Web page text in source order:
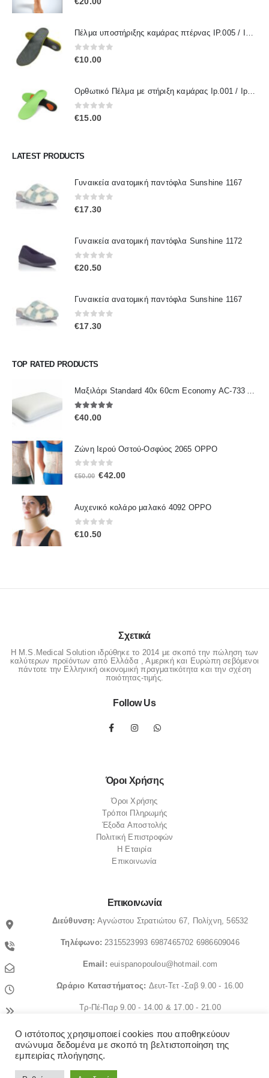
Πέλμα υποστήριξης καμάρας πτέρνας IP.005 / IPinsoles
0out of 5
€10.00
Ορθωτικό Πέλμα με στήριξη καμάρας Ip.001 / IpInsoles
0out of 5
€15.00
LATEST PRODUCTS
Γυναικεία ανατομική παντόφλα Sunshine 1167
0out of 5
€17.30
Γυναικεία ανατομική παντόφλα Sunshine 1172
0out of 5
€20.50
Γυναικεία ανατομική παντόφλα Sunshine 1167
0out of 5
€17.30
TOP RATED PRODUCTS
Μαξιλάρι Standard 40x 60cm Economy ΑC-733 ALFACARE
5.00out of 5
€40.00
Ζώνη Ιερού Οστού-Οσφύος 2065 OPPO
0out of 5
€50.00 Original
€50.00.
€42.00Η
είναι:
Αυχενικό κολάρο μαλακό 4092 OPPO
0out of 5
€10.50
Σχετικά
Η M.S.Medical Solution ιδρύθηκε το 2014 με σκοπό την πώληση των
καλύτερων προϊόντων από Ελλάδα , Αμερική και Ευρώπη σεβόμενοι
πάντοτε την Ελληνική οικονομική πραγματικότητα και την σχέση
ποιότητας-τιμής.
Follow Us
Όροι Χρήσης
Όροι Χρήσης
Τρόποι Πληρωμής
Έξοδα Αποστολής
Πολιτική Επιστροφών
Η Εταιρία
Επικοινωνία
Επικοινωνία
Διεύθυνση: Αγνώστου Στρατιώτου 67, Πολίχνη, 56532
Τηλέφωνο:2315523993 6987465702 6986609046
Email:euispanopoulou@hotmail.com
Ωράριο Καταστήματος: Δευτ-Τετ -Σαβ 9.00 - 16.00
Τρ-Πέ-Παρ 9.00 - 14.00 & 17.00 - 21.00
© OrthopedicaMS. 2022. All Rights Reserved
Ο ιστότοπος χρησιμοποιεί cookies που αποθηκεύουν
ανώνυμα δεδομένα με σκοπό τη βελτιστοποίηση της
εμπειρίας πλοήγησης.